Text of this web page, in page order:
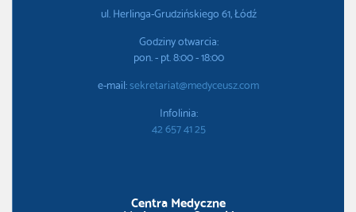
ul. Herlinga-Grudzińskiego 61, Łódź
Godziny otwarcia:
pon. - pt. 8:00 - 18:00
e-mail:sekretariat@medyceusz.com
Infolinia:
42 657 41 25
Centra Medyczne